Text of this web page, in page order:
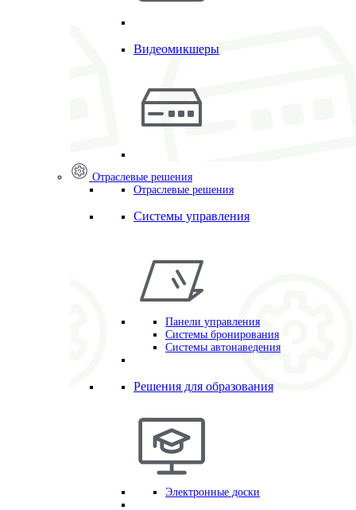
Видеомикшеры
Отраслевые решения
Отраслевые решения
Системы управления
Панели управления
Системы бронирования
Системы автонаведения
Решения для образования
Электронные доски